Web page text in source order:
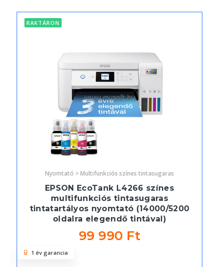
RAKTÁRON
Nyomtató > Multifunkciós színes tintasugaras
EPSON EcoTank L4266 színes
multifunkciós tintasugaras
tintatartályos nyomtató (14000/5200
oldalra elegendő tintával)
99 990 Ft
1 év garancia